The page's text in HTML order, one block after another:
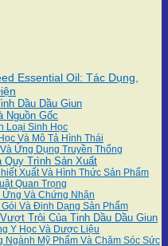
Essential Oil: Tác Dụng,
Dầu Dầu Giun
Nguồn Gốc
Loại Sinh Học
Và Mô Tả Hình Thái
Ứng Dụng Truyền Thống
Quy Trình Sản Xuất
Xuất Và Hình Thức Sản Phẩm
Quan Trọng
Và Chứng Nhận
Và Định Dạng Sản Phẩm
Trội Của Tinh Dầu Dầu Giun
Y Học Và Dược Liệu
Ngành Mỹ Phẩm Và Chăm Sóc Sức